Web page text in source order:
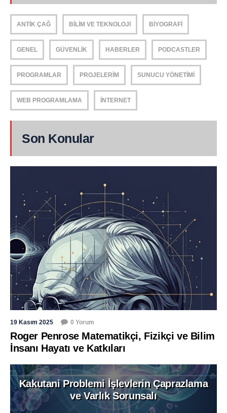
ANTIK ÇAĞ BILIM VE TEKNOLOJI BIYOGRAFI
GENEL GÜVENLIK HABERLER PODCASTLER
PROGRAMLAR PROJELERIM SUNUCU YÖNETIMI
WEB PROGRAMLAMA İNTERNET
Son Konular
19 Kasım 2025 0 Yorum
Roger Penrose Matematikçi, Fizikçi ve Bilim
İnsanı Hayatı ve Katkıları
Kakutani Problemi İşlevlerin Çaprazlama
ve Varlık Sorunsalı